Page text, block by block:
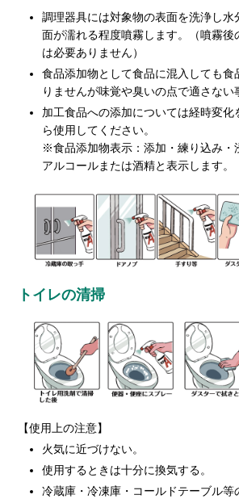
調理器具には対象物の表面を洗浄し水
面が濡れる程度噴霧します。（噴霧後
は必要ありません）
食品添加物として食品に混入しても食
りませんが味覚や臭いの点で適さない
加工食品への添加については経時変化
ら使用してください。
※食品添加物表示：添加・練り込み・
アルコールまたは酒精と表示します。
トイレの清掃
【使用上の注意】
火気に近づけない。
使用するときは十分に換気する。
冷蔵庫・冷凍庫・コールドテーブル等